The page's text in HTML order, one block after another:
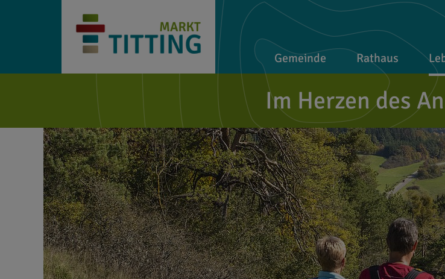
Gemeinde Rathaus
Im Herzen des